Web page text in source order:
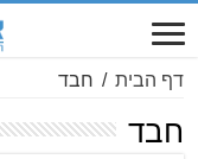
דף הבית / חבד
חבד